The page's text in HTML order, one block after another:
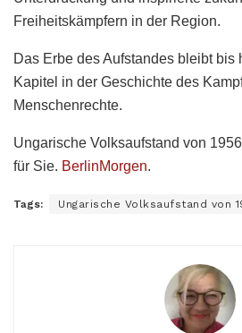
Freiheitskämpfern in der Region.
Das Erbe des Aufstandes bleibt bis
Kapitel in der Geschichte des
Menschenrechte.
Ungarische Volksaufstand von
für Sie. BerlinMorgen.
Tags: Ungarische Volksaufstand von